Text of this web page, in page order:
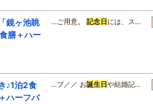
鏡ヶ池眺
膳＋ハー
…ご用意。記念日 には、ス…
♪1泊2食
ハーフバ
…プ／／ お誕生日や結婚記…